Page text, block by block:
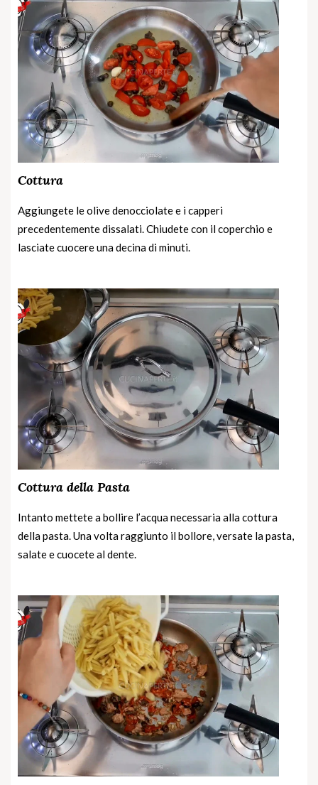
Cottura
Aggiungete le olive denocciolate e i capperi
precedentemente dissalati. Chiudete con il coperchio e
lasciate cuocere una decina di minuti.
Cottura della Pasta
Intanto mettete a bollire l’acqua necessaria alla cottura
della pasta. Una volta raggiunto il bollore, versate la pasta,
salate e cuocete al dente.